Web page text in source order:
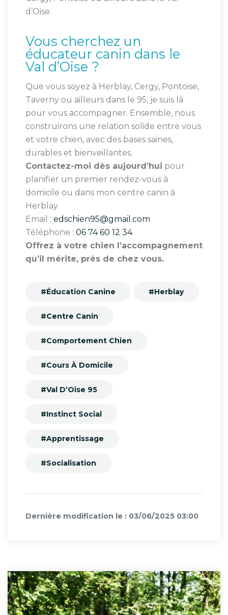
d’Oise.
Vous cherchez un
éducateur canin dans le
Val d’Oise ?
Que vous soyez à Herblay, Cergy, Pontoise,
Taverny ou ailleurs dans le 95, je suis là
pour vous accompagner. Ensemble, nous
construirons une relation solide entre vous
et votre chien, avec des bases saines,
durables et bienveillantes.
Contactez-moi dès aujourd’hui pour
planifier un premier rendez-vous à
domicile ou dans mon centre canin à
Herblay.
Email : edschien95@gmail.com
Téléphone : 06 74 60 12 34
Offrez à votre chien l’accompagnement
qu’il mérite, près de chez vous.
#Éducation Canine #Herblay
#Centre Canin
#Comportement Chien
#Cours À Domicile
#Val D’Oise 95
#Instinct Social
#Apprentissage
#Socialisation
Dernière modification le : 03/06/2025 03:00